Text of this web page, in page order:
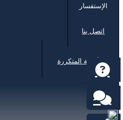
الإستفسار
اتصل بنا
الأسئلة المتكررة